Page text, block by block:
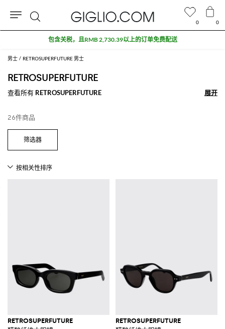
男士 RETROSUPERFUTURE 男士
RETROSUPERFUTURE
查看所有 RETROSUPERFUTURE 展开
展开
26件商品
RETROSUPERFUTURE RETROSUPERFUTURE
0 0